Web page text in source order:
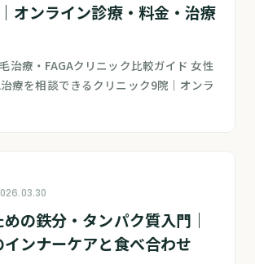
オンライン診療・料金・治療
治療・FAGAクリニック比較ガイド 女性
療を相談できるクリニック9院｜オンラ
の鉄分・タンパク質入門｜
ンナーケアと食べ合わせ